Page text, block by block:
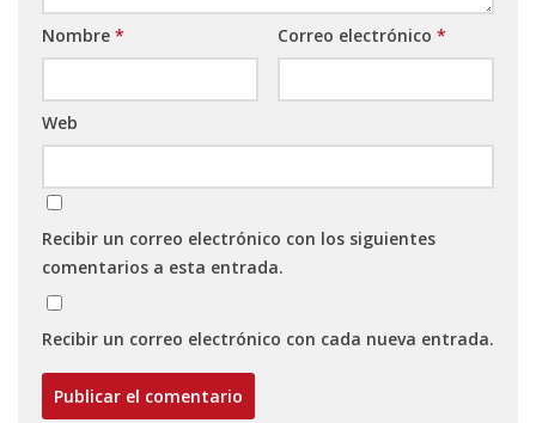
Nombre * Correo electrónico *
Web
Recibir un correo electrónico con los siguientes
comentarios a esta entrada.
Recibir un correo electrónico con cada nueva entrada.